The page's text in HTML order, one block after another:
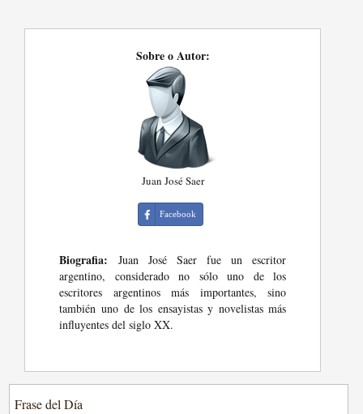
Sobre o Autor:
Juan José Saer
Facebook
Biografia: Juan José Saer fue un escritor
argentino, considerado no sólo uno de los
escritores argentinos más importantes, sino
también uno de los ensayistas y novelistas más
influyentes del siglo XX.
Frase del Día